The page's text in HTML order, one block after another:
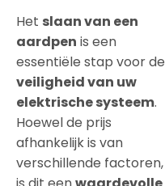
Het slaan van een
aardpen is een
essentiële stap voor de
veiligheid van uw
elektrische systeem.
Hoewel de prijs
afhankelijk is van
verschillende factoren,